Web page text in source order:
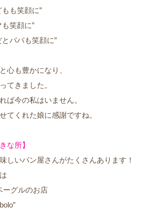
も笑顔に”
笑顔に”
パパも笑顔に”
心も豊かになり、
てきました。
ば今の私はいません。
てくれた娘に感謝ですね。
な所】
しいパン屋さんがたくさんあります！
ーグルのお店